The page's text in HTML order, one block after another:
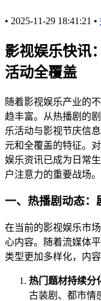
• 2025-11-29 18:41:21 •
影视娱乐快讯
活动全覆盖
随着影视娱乐产业的
趋丰富。从热播剧的
乐活动与影视节庆信
元和全覆盖的特征。
娱乐资讯已成为日常
户注意力的重要战场。
一、热播剧动态：
在当前的影视娱乐市
心内容。随着流媒体
类型更加多样化，内
热门题材持续分
古装剧、都市情